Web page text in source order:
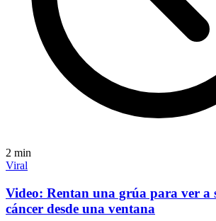
2 min
Viral
Video: Rentan una grúa para ver a
cáncer desde una ventana